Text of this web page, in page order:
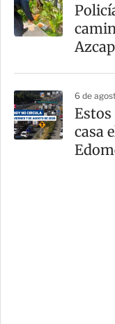
6 de
Estos
casa